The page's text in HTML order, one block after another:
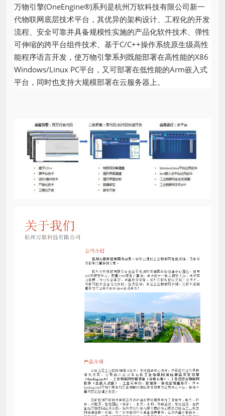
万物引擎(OneEngine®)系列是杭州万软科技有限公司新一
代物联网底层技术平台，其优异的架构设计、工程化的开发
流程、安全可靠并具备规模性实施的产品化软件技术、弹性
可伸缩的跨平台组件技术、基于C/C++操作系统原生级高性
能程序语言开发，使万物引擎系列既能部署在高性能的X86
Windows/Linux PC平台，又可部署在低性能的Arm嵌入式
平台，同时也支持大规模部署在云服务器上。